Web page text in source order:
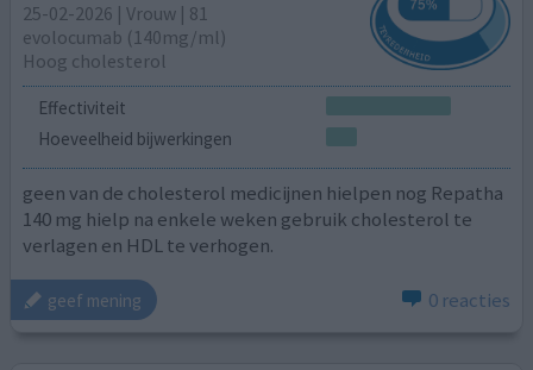
25-02-2026 | Vrouw | 81
evolocumab (140mg/ml)
Hoog cholesterol
Effectiviteit
Hoeveelheid bijwerkingen
geen van de cholesterol medicijnen hielpen nog Repatha
140 mg hielp na enkele weken gebruik cholesterol te
verlagen en HDL te verhogen.
geef mening 0 reacties